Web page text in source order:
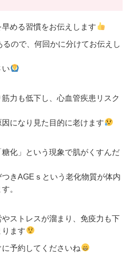
める習慣をお伝えします
ので、何回かに分けてお伝えし
い
力も低下し、心血管疾患リスク
になり見た目的に老けます
化」という現象で肌がくすんだ
きAGEｓという老化物質が体内
。
ストレスが溜まり、免疫力も下
ます
予約してくださいね